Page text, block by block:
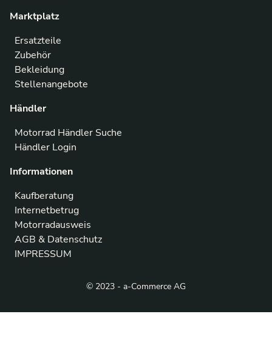
Marktplatz
Ersatzteile
Zubehör
Bekleidung
Stellenangebote
Händler
Motorrad Händler Suche
Händler Login
Informationen
Kaufberatung
Internetbetrug
Motorradausweis
AGB & Datenschutz
IMPRESSUM
© 2023 - a-Commerce AG